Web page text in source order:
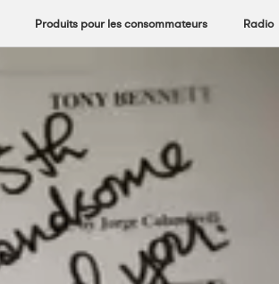
Produits pour les consommateurs Radio